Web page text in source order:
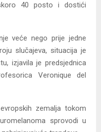
40 posto i dostići
veće nego prije jedne
slučajeva, situacija je
izjavila je predsjednica
Veronique del
zemalja tokom
sprovodi u